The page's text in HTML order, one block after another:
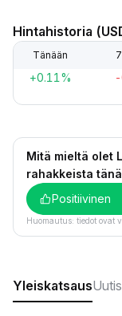
Hintahistoria
Tänään
+0.11%
Mitä mieltä olet
rahakkeista
Positiivinen
Huomautus: tiedot ovat
Yleiskatsaus